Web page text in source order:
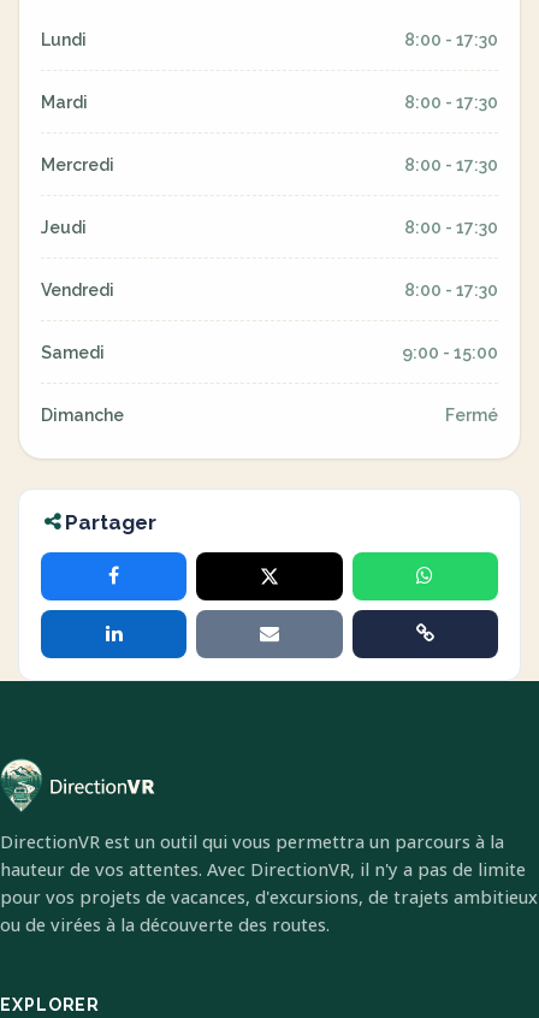
Lundi 8:00 - 17:30
Mardi 8:00 - 17:30
Mercredi 8:00 - 17:30
Jeudi 8:00 - 17:30
Vendredi 8:00 - 17:30
Samedi 9:00 - 15:00
Dimanche Fermé
Partager
DirectionVR est un outil qui vous permettra un parcours à la
hauteur de vos attentes. Avec DirectionVR, il n'y a pas de limite
pour vos projets de vacances, d'excursions, de trajets ambitieux
ou de virées à la découverte des routes.
EXPLORER